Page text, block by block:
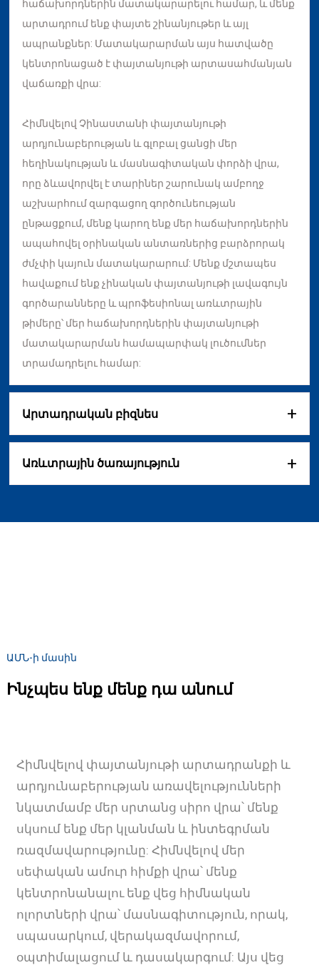
հաճախորդներին մատակարարելու համար, և մենք
արտադրում ենք փայտե շինանյութեր և այլ
ապրանքներ: Մատակարարման այս հատվածը
կենտրոնացած է փայտանյութի արտասահմանյան
վաճառքի վրա:
Հիմնվելով Չինաստանի փայտանյութի
արդյունաբերության և գլոբալ ցանցի մեր
հեղինակության և մասնագիտական ​​փորձի վրա,
որը ձևավորվել է տարիներ շարունակ ամբողջ
աշխարհում զարգացող գործունեության
ընթացքում, մենք կարող ենք մեր հաճախորդներին
ապահովել օրինական անտառներից բարձրորակ
ժմչփի կայուն մատակարարում: Մենք մշտապես
հավաքում ենք չինական փայտանյութի լավագույն
գործարանները և պրոֆեսիոնալ առևտրային
թիմերը՝ մեր հաճախորդներին փայտանյութի
մատակարարման համապարփակ լուծումներ
տրամադրելու համար:
Արտադրական բիզնես +
Առևտրային ծառայություն +
ԱՄՆ-ի մասին
Ինչպես ենք մենք դա անում
Հիմնվելով փայտանյութի արտադրանքի և
արդյունաբերության առավելությունների
նկատմամբ մեր սրտանց սիրո վրա՝ մենք
սկսում ենք մեր կլանման և ինտեգրման
ռազմավարությունը: Հիմնվելով մեր
սեփական ամուր հիմքի վրա՝ մենք
կենտրոնանալու ենք վեց հիմնական
ոլորտների վրա՝ մասնագիտություն, որակ,
սպասարկում, վերակազմավորում,
օպտիմալացում և դասակարգում: Այս վեց